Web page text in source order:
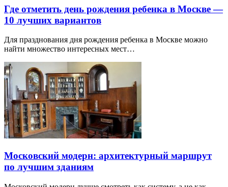
Где отметить день рождения ребенка в Москве —
10 лучших вариантов
Для празднования дня рождения ребенка в Москве можно
найти множество интересных мест…
Московский модерн: архитектурный маршрут
по лучшим зданиям